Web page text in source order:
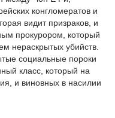
конгломератов и
видит призраков, и
прокурором, который
нераскрытых убийств.
социальные пороки
класс, который на
и виновных в насилии